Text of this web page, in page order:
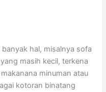
bаnуаk hal, misalnya sofa
mаѕіh kecil, terkena
minuman аtаu
kotoran binatang